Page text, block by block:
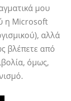
μου
η Microsoft
αλλά
βλέπετε από
όμως,